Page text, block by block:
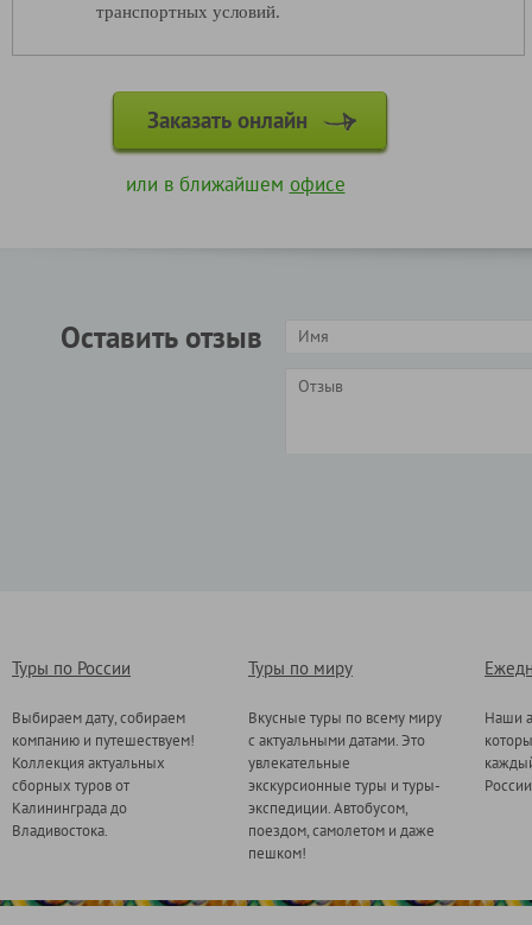
транспортных условий.
Заказать онлайн
или в ближайшем офисе
Оставить отзыв
Туры по России
Выбираем дату, собираем
компанию и путешествуем!
Коллекция актуальных
сборных туров от
Калининграда до
Владивостока.
Туры по миру
Вкусные туры по всему миру
с актуальными датами. Это
увлекательные
экскурсионные туры и туры-
экспедиции. Автобусом,
поездом, самолетом и даже
пешком!
Наши